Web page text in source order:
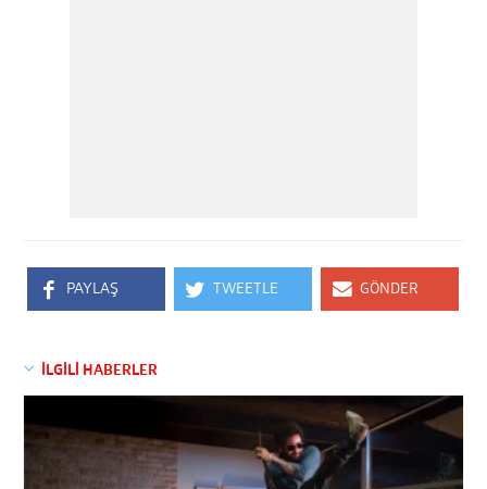
PAYLAŞ TWEETLE GÖNDER
İLGİLİ HABERLER